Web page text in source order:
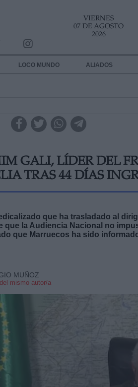
VIERNES
07 DE AGOSTO
2026
LOCO MUNDO ALIADOS
GALI, LÍDER DEL
TRAS 44 DÍAS
que ha trasladado al
que la Audiencia Nacional no
que Marruecos ha sido
MUÑOZ
mismo autor/a
LA PROTECCIÓN DE TUS DATOS
link
link